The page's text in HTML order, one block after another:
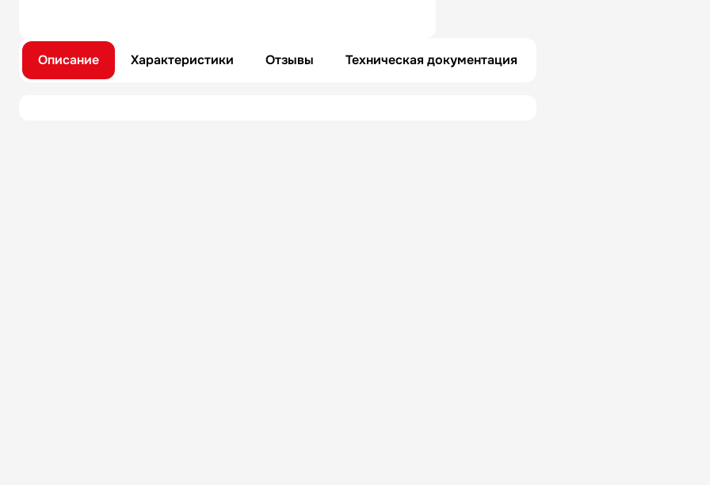
Высота БРУТТО, мм
Описание Характеристики Отзывы Техническая документация